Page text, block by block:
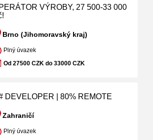
VÝROBY, 27 500-33 000
Brno (Jihomoravský kraj)
Plný úvazek
Od 27500 CZK do 33000 CZK
DEVELOPER | 80% REMOTE
Zahraničí
Plný úvazek